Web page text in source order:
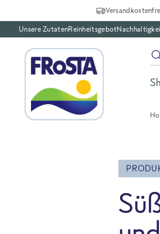
Unsere ZutatenReinheitsgebot